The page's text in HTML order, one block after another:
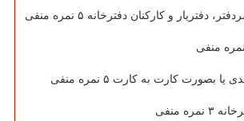
دفتریار و کارکنان دفترخانه ۵ نمره منفی
کارت به کارت ۵ نمره منفی
منفی